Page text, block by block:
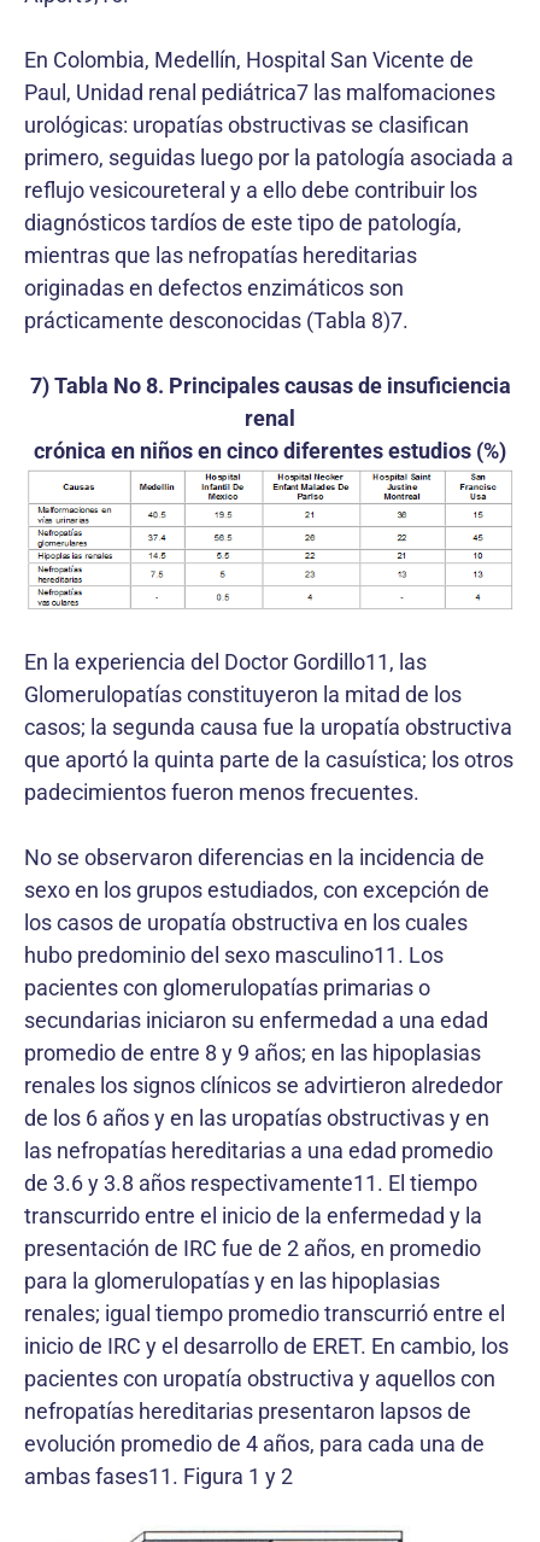
En Colombia, Medellín, Hospital San Vicente de
Paul, Unidad renal pediátrica7 las malfomaciones
urológicas: uropatías obstructivas se clasifican
primero, seguidas luego por la patología asociada a
reflujo vesicoureteral y a ello debe contribuir los
diagnósticos tardíos de este tipo de patología,
mientras que las nefropatías hereditarias
originadas en defectos enzimáticos son
prácticamente desconocidas (Tabla 8)7.
7) Tabla No 8. Principales causas de insuficiencia
renal
crónica en niños en cinco diferentes estudios (%)
En la experiencia del Doctor Gordillo11, las
Glomerulopatías constituyeron la mitad de los
casos; la segunda causa fue la uropatía obstructiva
que aportó la quinta parte de la casuística; los otros
padecimientos fueron menos frecuentes.
No se observaron diferencias en la incidencia de
sexo en los grupos estudiados, con excepción de
los casos de uropatía obstructiva en los cuales
hubo predominio del sexo masculino11. Los
pacientes con glomerulopatías primarias o
secundarias iniciaron su enfermedad a una edad
promedio de entre 8 y 9 años; en las hipoplasias
renales los signos clínicos se advirtieron alrededor
de los 6 años y en las uropatías obstructivas y en
las nefropatías hereditarias a una edad promedio
de 3.6 y 3.8 años respectivamente11. El tiempo
transcurrido entre el inicio de la enfermedad y la
presentación de IRC fue de 2 años, en promedio
para la glomerulopatías y en las hipoplasias
renales; igual tiempo promedio transcurrió entre el
inicio de IRC y el desarrollo de ERET. En cambio, los
pacientes con uropatía obstructiva y aquellos con
nefropatías hereditarias presentaron lapsos de
evolución promedio de 4 años, para cada una de
ambas fases11. Figura 1 y 2